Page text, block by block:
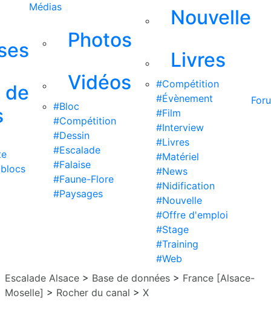
de
Médias
Photos
Vidéos
#Bloc
#Compétition
#Dessin
#Escalade
#Falaise
#Faune-Flore
#Paysages
Nouvelle
Livres
#Compétition
#Évènement
#Film
#Interview
#Livres
#Matériel
#News
#Nidification
#Nouvelle
#Offre d'emploi
#Stage
#Training
#Web
Escalade Alsace > Base de données > France [Alsace-
Moselle] > Rocher du canal > X